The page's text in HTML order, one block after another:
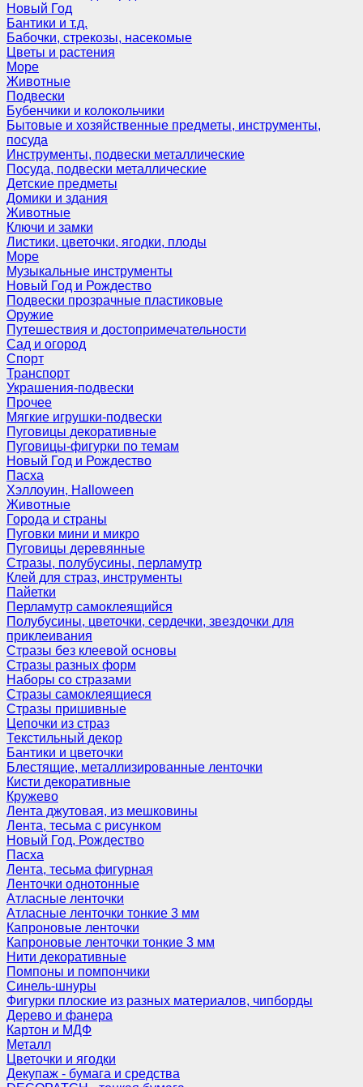
Новый Год
Бантики и т.д.
Бабочки, стрекозы, насекомые
Цветы и растения
Море
Животные
Подвески
Бубенчики и колокольчики
Бытовые и хозяйственные предметы, инструменты,
посуда
Инструменты, подвески металлические
Посуда, подвески металлические
Детские предметы
Домики и здания
Животные
Ключи и замки
Листики, цветочки, ягодки, плоды
Море
Музыкальные инструменты
Новый Год и Рождество
Подвески прозрачные пластиковые
Оружие
Путешествия и достопримечательности
Сад и огород
Спорт
Транспорт
Украшения-подвески
Прочее
Мягкие игрушки-подвески
Пуговицы декоративные
Пуговицы-фигурки по темам
Новый Год и Рождество
Пасха
Хэллоуин, Halloween
Животные
Города и страны
Пуговки мини и микро
Пуговицы деревянные
Стразы, полубусины, перламутр
Клей для страз, инструменты
Пайетки
Перламутр самоклеящийся
Полубусины, цветочки, сердечки, звездочки для
приклеивания
Стразы без клеевой основы
Стразы разных форм
Наборы со стразами
Стразы самоклеящиеся
Стразы пришивные
Цепочки из страз
Текстильный декор
Бантики и цветочки
Блестящие, металлизированные ленточки
Кисти декоративные
Кружево
Лента джутовая, из мешковины
Лента, тесьма с рисунком
Новый Год, Рождество
Пасха
Лента, тесьма фигурная
Ленточки однотонные
Атласные ленточки
Атласные ленточки тонкие 3 мм
Капроновые ленточки
Капроновые ленточки тонкие 3 мм
Нити декоративные
Помпоны и помпончики
Синель-шнуры
Фигурки плоские из разных материалов, чипборды
Дерево и фанера
Картон и МДФ
Металл
Цветочки и ягодки
Декупаж - бумага и средства